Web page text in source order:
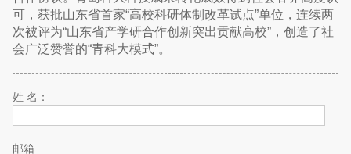
可，获批山东省首家“高校科研体制改革试点”单位，连续两
次被评为“山东省产学研合作创新突出贡献高校”，创造了社
会广泛赞誉的“青科大模式”。
姓 名：
邮箱